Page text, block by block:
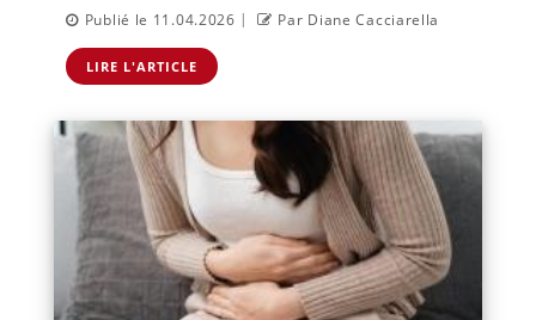
Publié le 11.04.2026 | Par Diane Cacciarella
LIRE L'ARTICLE